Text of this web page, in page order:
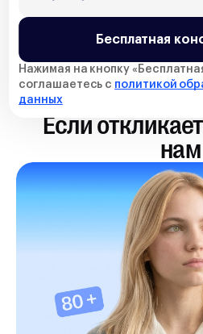
Бесплатная
Нажимая на кнопку «
соглашаетесь с политикой
данных
Если
нам